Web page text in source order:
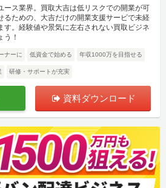
ース業界。買取大吉は低リスクでの開業が可
るための、大吉だけの開業支援サービで未経
す。経験値や景気に左右されない買取ビジネ
う！
ナーに 低資金で始める 年収1000万を目指せる
研修・サポートが充実
資料ダウンロード